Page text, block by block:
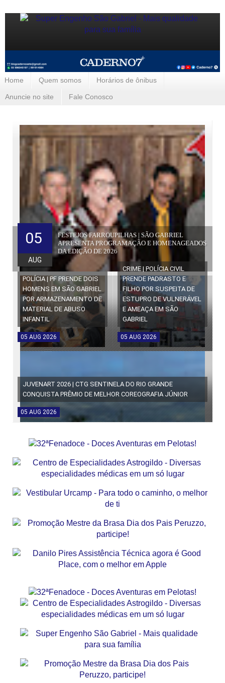
Home Quem somos Horários de ônibus
Anuncie no site Fale Conosco
FESTEJOS FARROUPILHAS | SÃO GABRIEL
APRESENTA PROGRAMAÇÃO E HOMENAGEADOS
DA EDIÇÃO DE 2026
05
AUG
POLÍCIA | PF PRENDE DOIS
HOMENS EM SÃO GABRIEL
POR ARMAZENAMENTO DE
MATERIAL DE ABUSO
INFANTIL
05 AUG 2026
CRIME | POLÍCIA CIVIL
PRENDE PADRASTO E
FILHO POR SUSPEITA DE
ESTUPRO DE VULNERÁVEL
E AMEAÇA EM SÃO
GABRIEL
05 AUG 2026
JUVENART 2026 | CTG SENTINELA DO RIO GRANDE
CONQUISTA PRÊMIO DE MELHOR COREOGRAFIA JÚNIOR
05 AUG 2026